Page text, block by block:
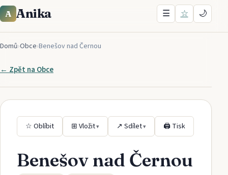
A Anika ☰ ☆ 🌙
Domů›Obce›Benešov nad Černou
← Zpět na Obce
☆ Oblíbit ⊞ Vložit▾ ↗ Sdílet▾ 🖨 Tisk
Benešov nad Černou